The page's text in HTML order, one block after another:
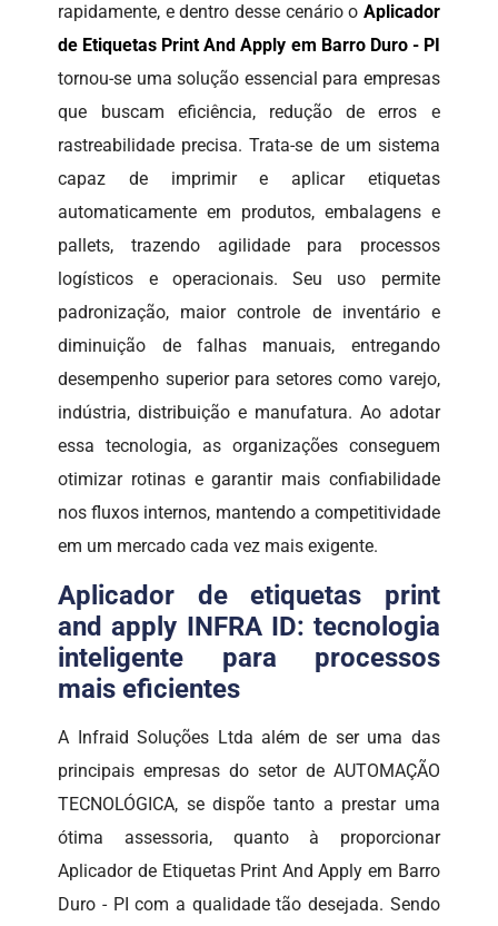
rapidamente, e dentro desse cenário o Aplicador
de Etiquetas Print And Apply em Barro Duro - PI
tornou-se uma solução essencial para empresas
que buscam eficiência, redução de erros e
rastreabilidade precisa. Trata-se de um sistema
capaz de imprimir e aplicar etiquetas
automaticamente em produtos, embalagens e
pallets, trazendo agilidade para processos
logísticos e operacionais. Seu uso permite
padronização, maior controle de inventário e
diminuição de falhas manuais, entregando
desempenho superior para setores como varejo,
indústria, distribuição e manufatura. Ao adotar
essa tecnologia, as organizações conseguem
otimizar rotinas e garantir mais confiabilidade
nos fluxos internos, mantendo a competitividade
em um mercado cada vez mais exigente.
Aplicador de etiquetas print
and apply INFRA ID: tecnologia
inteligente para processos
mais eficientes
A Infraid Soluções Ltda além de ser uma das
principais empresas do setor de AUTOMAÇÃO
TECNOLÓGICA, se dispõe tanto a prestar uma
ótima assessoria, quanto à proporcionar
Aplicador de Etiquetas Print And Apply em Barro
Duro - PI com a qualidade tão desejada. Sendo